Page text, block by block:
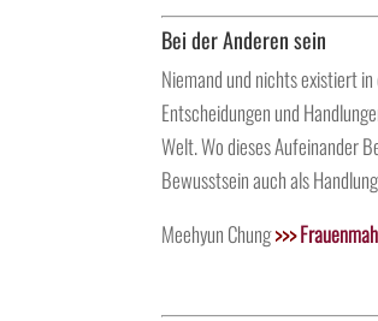
Bei der Anderen sein
Niemand und nichts existiert
Entscheidungen und
Welt. Wo dieses Aufeinander
Bewusstsein auch als
Meehyun Chung>>>